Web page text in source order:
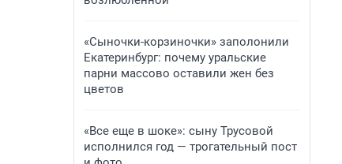
«Сыночки-корзиночки» заполонили
Екатеринбург: почему уральские
парни массово оставили жен без
цветов
«Все еще в шоке»: сыну Трусовой
исполнился год — трогательный пост